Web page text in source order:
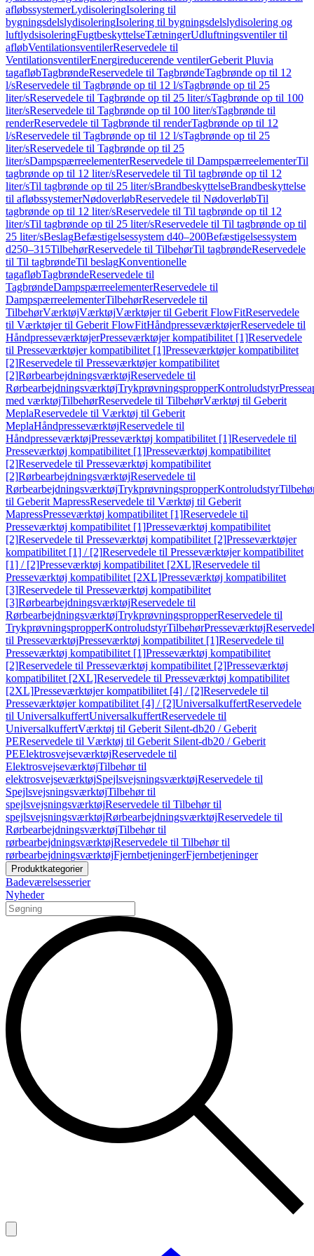
afløbssystemerLydisoleringIsolering til
bygningsdelslydisoleringIsolering til bygningsdelslydisolering og
luftlydsisoleringFugtbeskyttelseTætningerUdluftningsventiler til
afløbVentilationsventilerReservedele til
VentilationsventilerEnergireducerende ventilerGeberit Pluvia
tagafløbTagbrøndeReservedele til TagbrøndeTagbrønde op til 12
l/sReservedele til Tagbrønde op til 12 l/sTagbrønde op til 25
liter/sReservedele til Tagbrønde op til 25 liter/sTagbrønde op til 100
liter/sReservedele til Tagbrønde op til 100 liter/sTagbrønde til
renderReservedele til Tagbrønde til renderTagbrønde op til 12
l/sReservedele til Tagbrønde op til 12 l/sTagbrønde op til 25
liter/sReservedele til Tagbrønde op til 25
liter/sDampspærreelementerReservedele til DampspærreelementerTil
tagbrønde op til 12 liter/sReservedele til Til tagbrønde op til 12
liter/sTil tagbrønde op til 25 liter/sBrandbeskyttelseBrandbeskyttelse
til afløbssystemerNødoverløbReservedele til NødoverløbTil
tagbrønde op til 12 liter/sReservedele til Til tagbrønde op til 12
liter/sTil tagbrønde op til 25 liter/sReservedele til Til tagbrønde op til
25 liter/sBeslagBefæstigelsessystem d40–200Befæstigelsessystem
d250–315TilbehørReservedele til TilbehørTil tagbrøndeReservedele
til Til tagbrøndeTil beslagKonventionelle
tagafløbTagbrøndeReservedele til
TagbrøndeDampspærreelementerReservedele til
DampspærreelementerTilbehørReservedele til
TilbehørVærktøjVærktøjVærktøjer til Geberit FlowFitReservedele
til Værktøjer til Geberit FlowFitHåndpresseværktøjerReservedele til
HåndpresseværktøjerPresseværktøjer kompatibilitet [1]Reservedele
til Presseværktøjer kompatibilitet [1]Presseværktøjer kompatibilitet
[2]Reservedele til Presseværktøjer kompatibilitet
[2]RørbearbejdningsværktøjReservedele til
RørbearbejdningsværktøjTrykprøvningspropperKontroludstyr
med værktøjTilbehørReservedele til TilbehørVærktøj til Geberit
MeplaReservedele til Værktøj til Geberit
MeplaHåndpresseværktøjReservedele til
HåndpresseværktøjPresseværktøj kompatibilitet [1]Reservedele til
Presseværktøj kompatibilitet [1]Presseværktøj kompatibilitet
[2]Reservedele til Presseværktøj kompatibilitet
[2]RørbearbejdningsværktøjReservedele til
RørbearbejdningsværktøjTrykprøvningspropperKontroludstyr
til Geberit MapressReservedele til Værktøj til Geberit
MapressPresseværktøj kompatibilitet [1]Reservedele til
Presseværktøj kompatibilitet [1]Presseværktøj kompatibilitet
[2]Reservedele til Presseværktøj kompatibilitet [2]Presseværktøjer
kompatibilitet [1] / [2]Reservedele til Presseværktøjer kompatibilitet
[1] / [2]Presseværktøj kompatibilitet [2XL]Reservedele til
Presseværktøj kompatibilitet [2XL]Presseværktøj kompatibilitet
[3]Reservedele til Presseværktøj kompatibilitet
[3]RørbearbejdningsværktøjReservedele til
RørbearbejdningsværktøjTrykprøvningspropperReservedele til
TrykprøvningspropperKontroludstyrTilbehørPresseværktøj
til PresseværktøjPresseværktøj kompatibilitet [1]Reservedele til
Presseværktøj kompatibilitet [1]Presseværktøj kompatibilitet
[2]Reservedele til Presseværktøj kompatibilitet [2]Presseværktøj
kompatibilitet [2XL]Reservedele til Presseværktøj kompatibilitet
[2XL]Presseværktøjer kompatibilitet [4] / [2]Reservedele til
Presseværktøjer kompatibilitet [4] / [2]UniversalkuffertReservedele
til UniversalkuffertUniversalkuffertReservedele til
UniversalkuffertVærktøj til Geberit Silent-db20 / Geberit
PEReservedele til Værktøj til Geberit Silent-db20 / Geberit
PEElektrosvejseværktøjReservedele til
ElektrosvejseværktøjTilbehør til
elektrosvejseværktøjSpejlsvejsningsværktøjReservedele til
SpejlsvejsningsværktøjTilbehør til
spejlsvejsningsværktøjReservedele til Tilbehør til
spejlsvejsningsværktøjRørbearbejdningsværktøjReservedele til
RørbearbejdningsværktøjTilbehør til
rørbearbejdningsværktøjReservedele til Tilbehør til
rørbearbejdningsværktøjFjernbetjeningerFjernbetjeninger
Produktkategorier
Badeværelsesserier
Nyheder